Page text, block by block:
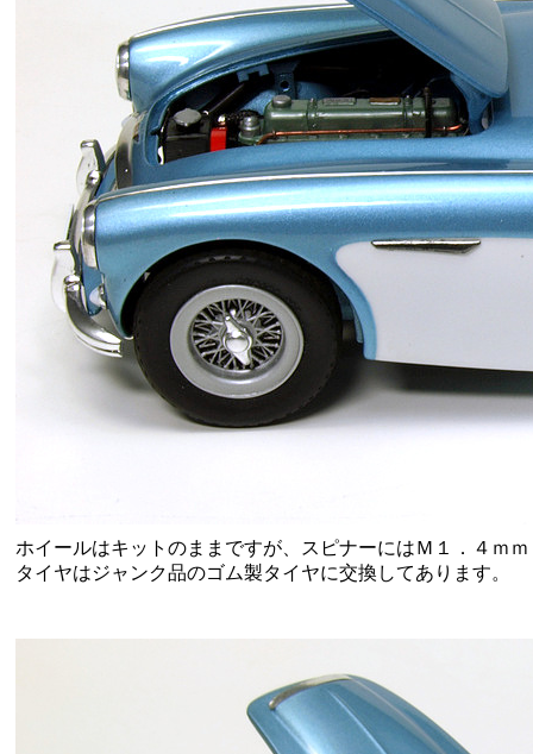
ホイールはキットのままですが、スピナーにはＭ１．４ｍ
タイヤはジャンク品のゴム製タイヤに交換してあります。